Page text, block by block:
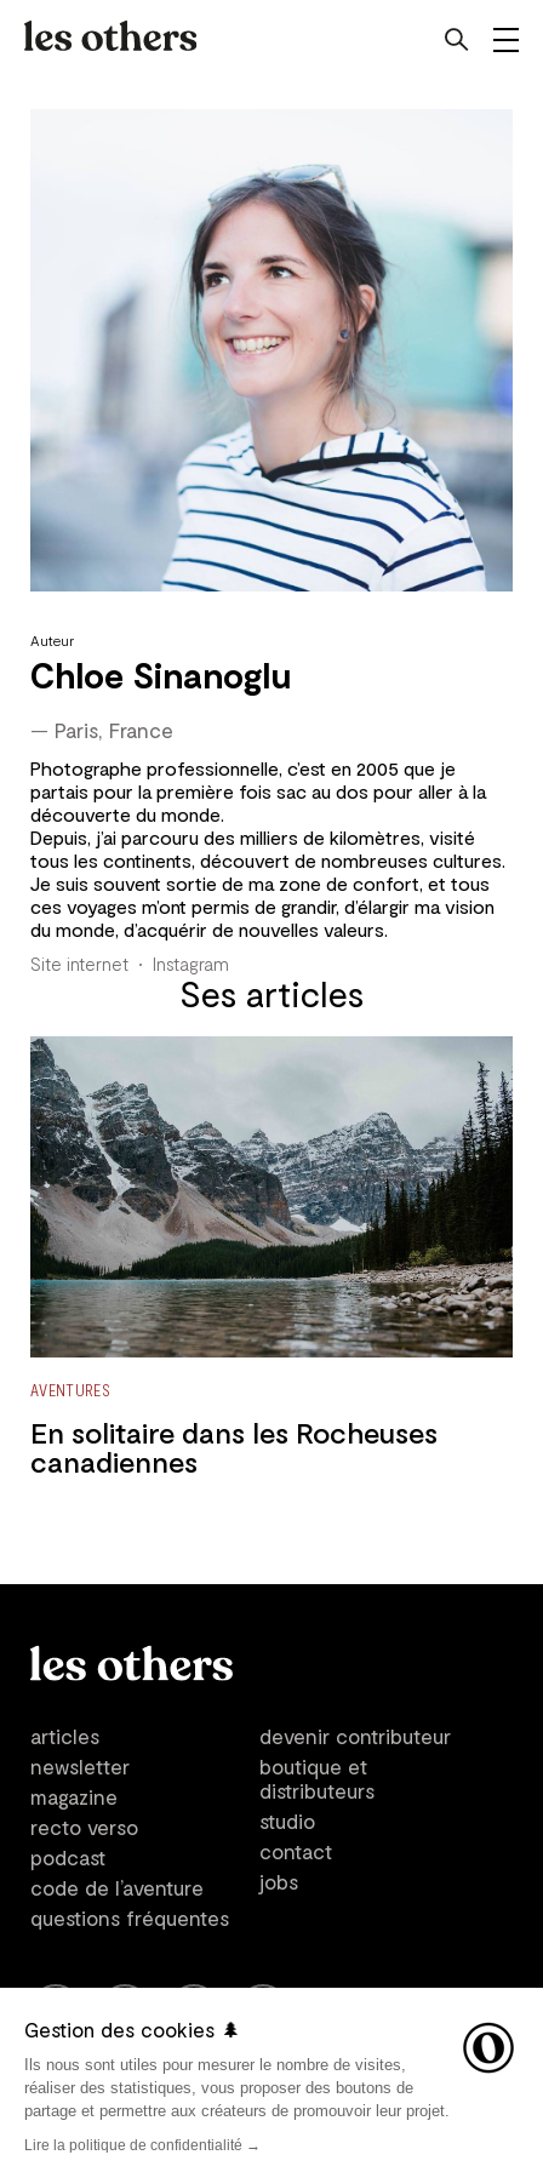
Auteur
Chloe Sinanoglu
— Paris, France
Photographe professionnelle, c’est en 2005 que je
partais pour la première fois sac au dos pour aller à la
découverte du monde.
Depuis, j’ai parcouru des milliers de kilomètres, visité
tous les continents, découvert de nombreuses cultures.
Je suis souvent sortie de ma zone de confort, et tous
ces voyages m’ont permis de grandir, d’élargir ma vision
du monde, d’acquérir de nouvelles valeurs.
Site internet Instagram
Ses articles
AVENTURES
En solitaire dans les Rocheuses
canadiennes
articles
newsletter
magazine
recto verso
podcast
code de l’aventure
questions fréquentes
devenir contributeur
boutique et
distributeurs
studio
contact
jobs
Les Others est un plateforme créée par Les Others Studio. ©
2021 Les Others SARL, tous droits réservés. Direction
artistique par Les Others Studio. Design graphique par
Avant-Post. Développement web par
Gestion des cookies 🌲
Ils nous sont utiles pour mesurer le nombre de visites,
réaliser des statistiques, vous proposer des boutons de
partage et permettre aux créateurs de promouvoir leur projet.
Lire la politique de confidentialité →